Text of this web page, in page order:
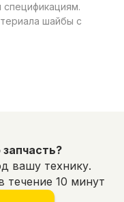
спецификациям.
шайбы с
вашу технику.
течение 10 минут